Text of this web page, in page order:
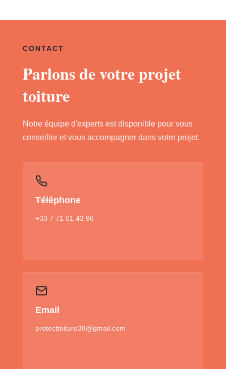
CONTACT
Parlons de votre projet
toiture
Notre équipe d'experts est disponible pour vous
conseiller et vous accompagner dans votre projet.
Téléphone
+33 7 71 01 43 96
Email
protecttoiture38@gmail.com